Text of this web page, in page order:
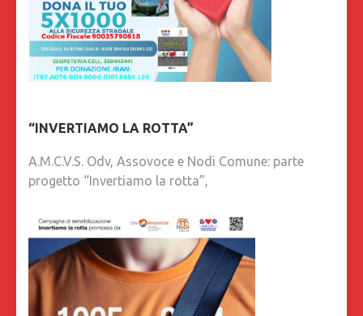
“INVERTIAMO LA ROTTA”
A.M.C.V.S. Odv, Assovoce e Nodi Comune: parte
progetto “Invertiamo la rotta”,